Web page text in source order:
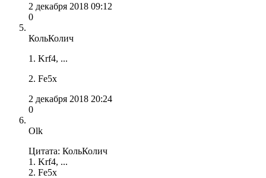
2 декабря 2018 09:12
0
КольКолич
1. Krf4, ...
2. Fe5x
2 декабря 2018 20:24
0
Olk
Цитата: КольКолич
1. Krf4, ...
2. Fe5x